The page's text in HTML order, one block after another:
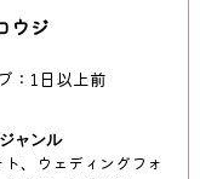
ウジ
：1日以上前
ャンル
、ウェディングフォ